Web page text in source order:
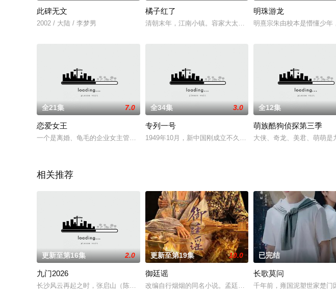
此碑无文
2002 / 大陆 / 李梦男
橘子红了
清朝末年，江南小镇。容家大太太知道自己丈夫在城里与一个叫
明珠游龙
明熹宗朱由校本是懵懂少
全21集 7.0
恋爱女王
一个是离婚、龟毛的企业女主管，张景涵一个是自信、甜美的逃家千金女，梁嘉欣一个是单纯、善良
全34集 3.0
专列一号
1949年10月，新中国刚成立不久，百废待兴，各行各业急需人
全12集
萌族酷狗侦探第三季
大侠、奇龙、美君、萌萌
相关推荐
更新至第16集 2.0
九门2026
长沙风云再起之时，张启山（陈伟霆 饰）与吴老狗（曾舜晞 饰）强强联手，携手霍仙姑（陈瑶 饰）
更新至第19集 10.0
御廷谣
改编自行烟烟的同名小说。孟廷辉，大平王朝有史以来个以女子
已完结
长歌莫问
千年前，雍国泥塑世家楚门